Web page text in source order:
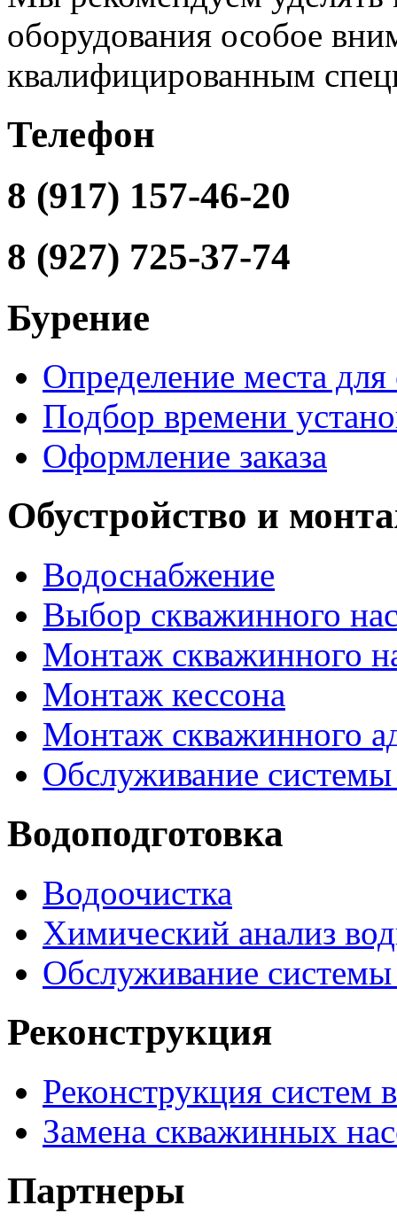
оборудования особое
квалифицированным
Телефон
8 (917) 157-46-20
8 (927) 725-37-74
Бурение
Определение места
Подбор времени
Оформление заказа
Обустройство и
Водоснабжение
Выбор скважинного
Монтаж скважинного
Монтаж кессона
Монтаж скважинного
Обслуживание
Водоподготовка
Водоочистка
Химический анализ
Обслуживание
Реконструкция
Реконструкция систем
Замена скважинных
Партнеры